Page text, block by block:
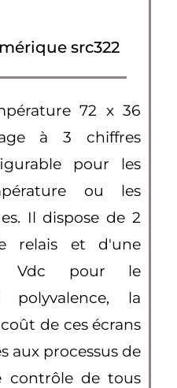
src322
72 x 36
à 3 chiffres
pour les
ou les
Il dispose de 2
relais et d'une
Vdc pour le
polyvalence, la
de ces écrans
aux processus de
contrôle de tous